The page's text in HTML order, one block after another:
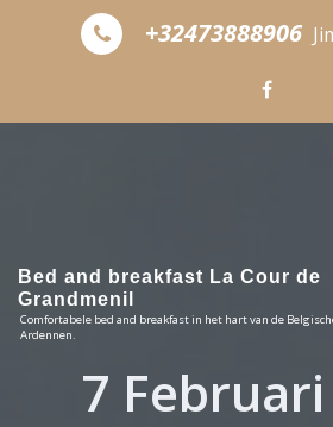
Skip to the content
+32473888906
Bed and breakfast La Cour de
Grandmenil
Comfortabele bed and breakfast in het hart van de
Ardennen.
7